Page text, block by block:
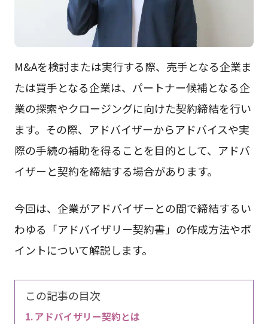
M&Aを検討または実行する際、売手となる企業ま
たは買手となる企業は、パートナー候補となる企
業の探索やクロージングに向けた契約締結を行い
ます。その際、アドバイザーからアドバイスや実
際の手続の補助を得ることを目的として、アドバ
イザーと契約を締結する場合があります。
今回は、企業がアドバイザーとの間で締結するい
わゆる「アドバイザリー契約書」の作成方法やポ
イントについて解説します。
この記事の目次
アドバイザリー契約とは